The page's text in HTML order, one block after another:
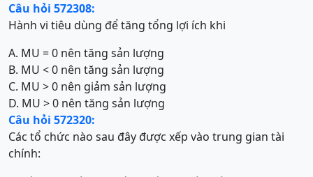
Câu hỏi 572308:
Hành vi tiêu dùng để tăng tổng lợi ích khi
A. MU = 0 nên tăng sản lượng
B. MU < 0 nên tăng sản lượng
C. MU > 0 nên giảm sản lượng
D. MU > 0 nên tăng sản lượng
Câu hỏi 572320:
Các tổ chức nào sau đây được xếp vào trung gian tài
chính: